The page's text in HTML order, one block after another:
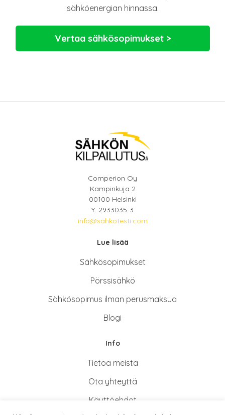
sähköenergian hinnassa.
Vertaa sähkösopimukset >
Comperion Oy
Kampinkuja 2
00100 Helsinki
Y: 2933035-3
info@sahkotesti.com
Lue lisää
Sähkösopimukset
Pörssisähkö
Sähkösopimus ilman perusmaksua
Blogi
Info
Tietoa meistä
Ota yhteyttä
Käyttöehdot